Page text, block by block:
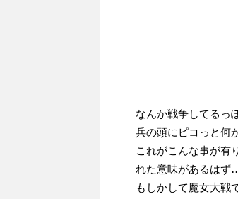
なんか戦争してるっ
兵の頭にピコっと何
これがこんな事が有
れた意味があるはず
もしかして魔女大戦